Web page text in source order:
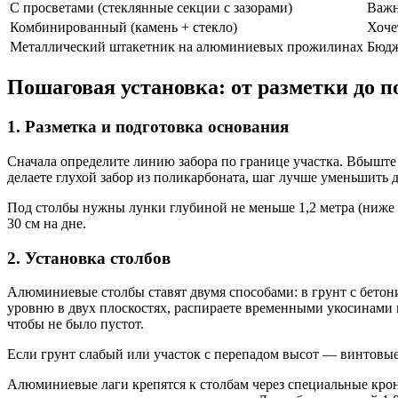
С просветами (стеклянные секции с зазорами)
Комбинированный (камень + стекло)
Металлический штакетник на алюминиевых прожилинах
Пошаговая установка: от разметки до
1. Разметка и подготовка основания
Сначала определите линию забора по границе участка.
делаете глухой забор из поликарбоната, шаг лучше
Под столбы нужны лунки глубиной не меньше 1,2 метра (ниже
30 см на дне.
2. Установка столбов
Алюминиевые столбы ставят двумя способами: в грунт с
уровню в двух плоскостях, распираете временными
чтобы не было пустот.
Если грунт слабый или участок с перепадом высот —
Алюминиевые лаги крепятся к столбам через специальные